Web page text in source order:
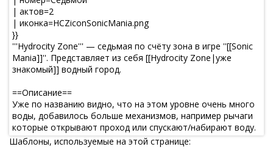
Шаблоны, используемые на этой странице: